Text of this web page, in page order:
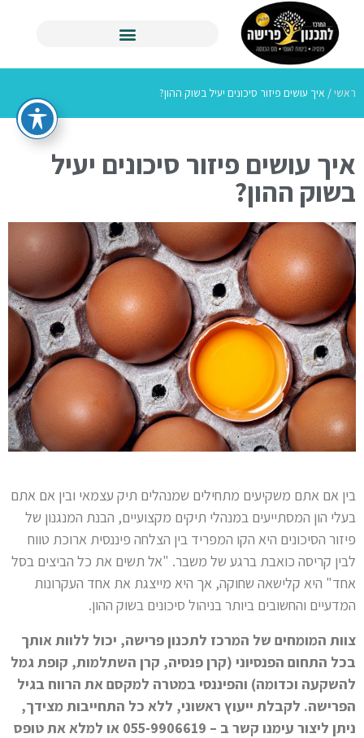
ראשי/ איך עושים פיזור סיכונים יעיל בשוק ההון?
איך עושים פיזור סיכונים יעיל
בשוק ההון?
בין אם אתם משקיעים מתחילים שמנהלים תיק עצמאי ובין אם אתם
בעלי הון המסתייעים במנהלי תיקים מקצועיים, הבנת המנגנון של
פיזור הסיכונים היא הקו המפריד בין הצלחה פיננסית ארוכת טווח
לבין קריסה כואבת ברגע של משבר. "אל תשים את כל הביצים בסל
אחד" היא קלישאה שחוקה, אך היא מייצגת את אחד העקרונות
המדעיים והחשובים ביותר בניהול סיכונים בשוק ההון.
צוות המומחים של המרכז לתכנון פרישה, יכול ללוות אותך
בכל התחום הפנסיוני (קרן פנסיה, קרן השתלמות, קופת גמל
להשקעה וכדומה) והפיננסי במטרה למקסם את הרווח בגיל
הפרישה. לקבלת ייעוץ ראשוני, ללא כל התחייבות מצידך,
ניתן ליצור עימנו קשר ב – 055-9906619 או למלא את טופס